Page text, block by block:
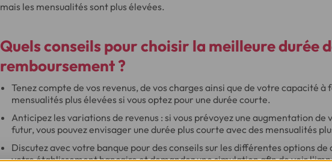
mais les mensualités sont plus élevées.
Quels conseils pour choisir la meilleure durée
remboursement ?
Tenez compte de vos revenus, de vos charges ainsi que de votre capacité à
mensualités plus élevées si vous optez pour une durée courte.
Anticipez les variations de revenus : si vous prévoyez une augmentation de
futur, vous pouvez envisager une durée plus courte avec des mensualités
Discutez avec votre banque pour des conseils sur les différentes options de
votre établissement bancaire et demandez une simulation afin de voir